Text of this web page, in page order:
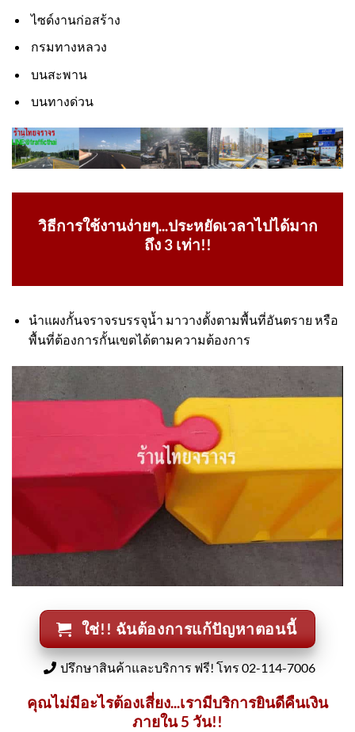
ไซด์งานก่อสร้าง
กรมทางหลวง
บนสะพาน
บนทางด่วน
วิธีการใช้งานง่ายๆ...ประหยัดเวลาไปได้มาก
ถึง 3 เท่า!!
นำแผงกั้นจราจรบรรจุน้ำ มาวางตั้งตามพื้นที่อันตราย หรือ
พื้นที่ต้องการกั้นเขตได้ตามความต้องการ
ใช่!! ฉันต้องการแก้ปัญหาตอนนี้
ปรึกษาสินค้าและบริการ ฟรี! โทร 02-114-7006
คุณไม่มีอะไรต้องเสี่ยง...เรามีบริการยินดีคืนเงิน
ภายใน 5 วัน!!